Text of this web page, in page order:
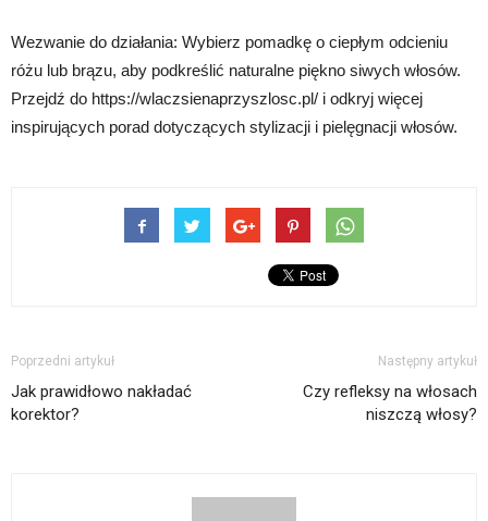
Wezwanie do działania: Wybierz pomadkę o ciepłym odcieniu
różu lub brązu, aby podkreślić naturalne piękno siwych włosów.
Przejdź do https://wlaczsienaprzyszlosc.pl/ i odkryj więcej
inspirujących porad dotyczących stylizacji i pielęgnacji włosów.
Poprzedni artykuł
Jak prawidłowo nakładać
korektor?
Następny artykuł
Czy refleksy na włosach
niszczą włosy?